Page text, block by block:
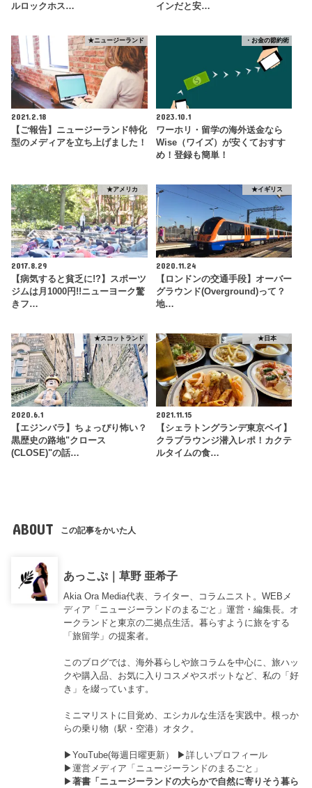
ルロックホス…
インだと安…
★ニュージーランド
2021.2.18
【ご報告】ニュージーランド特化
型のメディアを立ち上げました！
・お金の節約術
2023.10.1
ワーホリ・留学の海外送金なら
Wise（ワイズ）が安くておすす
め！登録も簡単！
★アメリカ
2017.8.29
【病気すると貧乏に!?】スポーツ
ジムは月1000円!!ニューヨーク驚
きフ…
★イギリス
2020.11.24
【ロンドンの交通手段】オーバー
グラウンド(Overground)って？
地…
★スコットランド
2020.6.1
【エジンバラ】ちょっぴり怖い？
黒歴史の路地"クロース
(CLOSE)"の話…
★日本
2021.11.15
【シェラトングランデ東京ベイ】
クラブラウンジ潜入レポ！カクテ
ルタイムの食…
ABOUT この記事をかいた人
あっこぷ｜草野 亜希子
Akia Ora Media代表、ライター、コラムニスト。WEBメ
ディア「ニュージーランドのまるごと」運営・編集長。オ
ークランドと東京の二拠点生活。暮らすように旅をする
「旅留学」の提案者。
このブログでは、海外暮らしや旅コラムを中心に、旅ハッ
クや購入品、お気に入りコスメやスポットなど、私の「好
き」を綴っています。
ミニマリストに目覚め、エシカルな生活を実践中。根っか
らの乗り物（駅・空港）オタク。
▶︎YouTube(毎週日曜更新） ▶︎詳しいプロフィール
▶︎運営メディア「ニュージーランドのまるごと」
▶︎著書「ニュージーランドの大らかで自然に寄りそう暮ら